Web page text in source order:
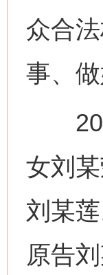
众合
事、做
女刘
刘某
原告